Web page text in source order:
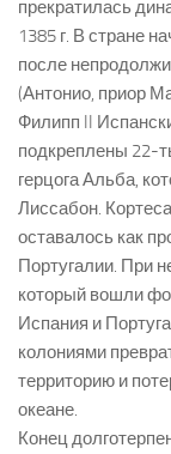
прекратилась
1385 г. В стране
после
(Антонио, приор
Филипп II
подкреплены 22-
герцога Альба,
Лиссабон.
оставалось как
Португалии. При
который вошли
Испания и
колониями
территорию и
океане.
Конец